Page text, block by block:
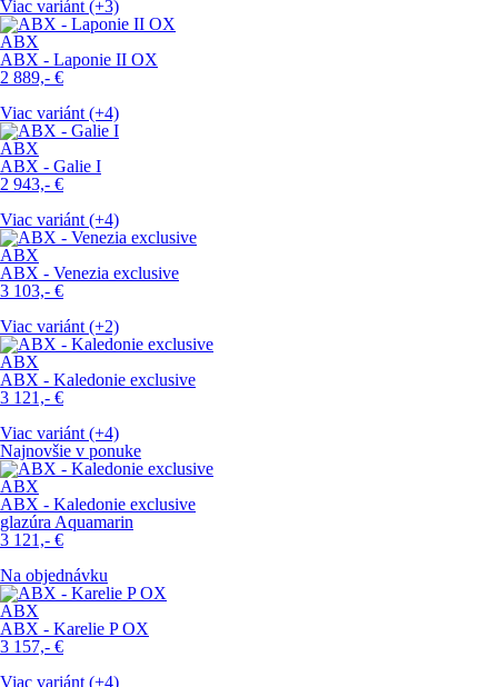
Viac variánt (+3)
ABX
ABX - Laponie II OX
2 889,- €
Viac variánt (+4)
ABX
ABX - Galie I
2 943,- €
Viac variánt (+4)
ABX
ABX - Venezia exclusive
3 103,- €
Viac variánt (+2)
ABX
ABX - Kaledonie exclusive
3 121,- €
Viac variánt (+4)
Najnovšie v ponuke
ABX
ABX - Kaledonie exclusive
glazúra Aquamarin
3 121,- €
Na objednávku
ABX
ABX - Karelie P OX
3 157,- €
Viac variánt (+4)